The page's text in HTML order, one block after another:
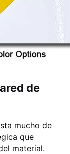
de
mucho de
que
material.